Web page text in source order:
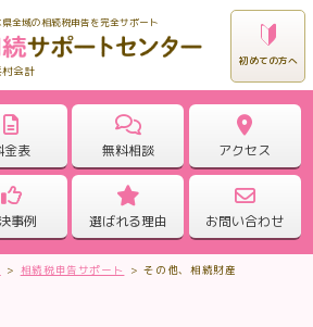
全域の相続税申告を完全サポート
会計
初めての方へ
金表 無料相談 アクセス
事例 選ばれる理由 お問い合わせ
> 相続税申告サポート >その他、相続財産